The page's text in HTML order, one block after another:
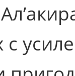
с